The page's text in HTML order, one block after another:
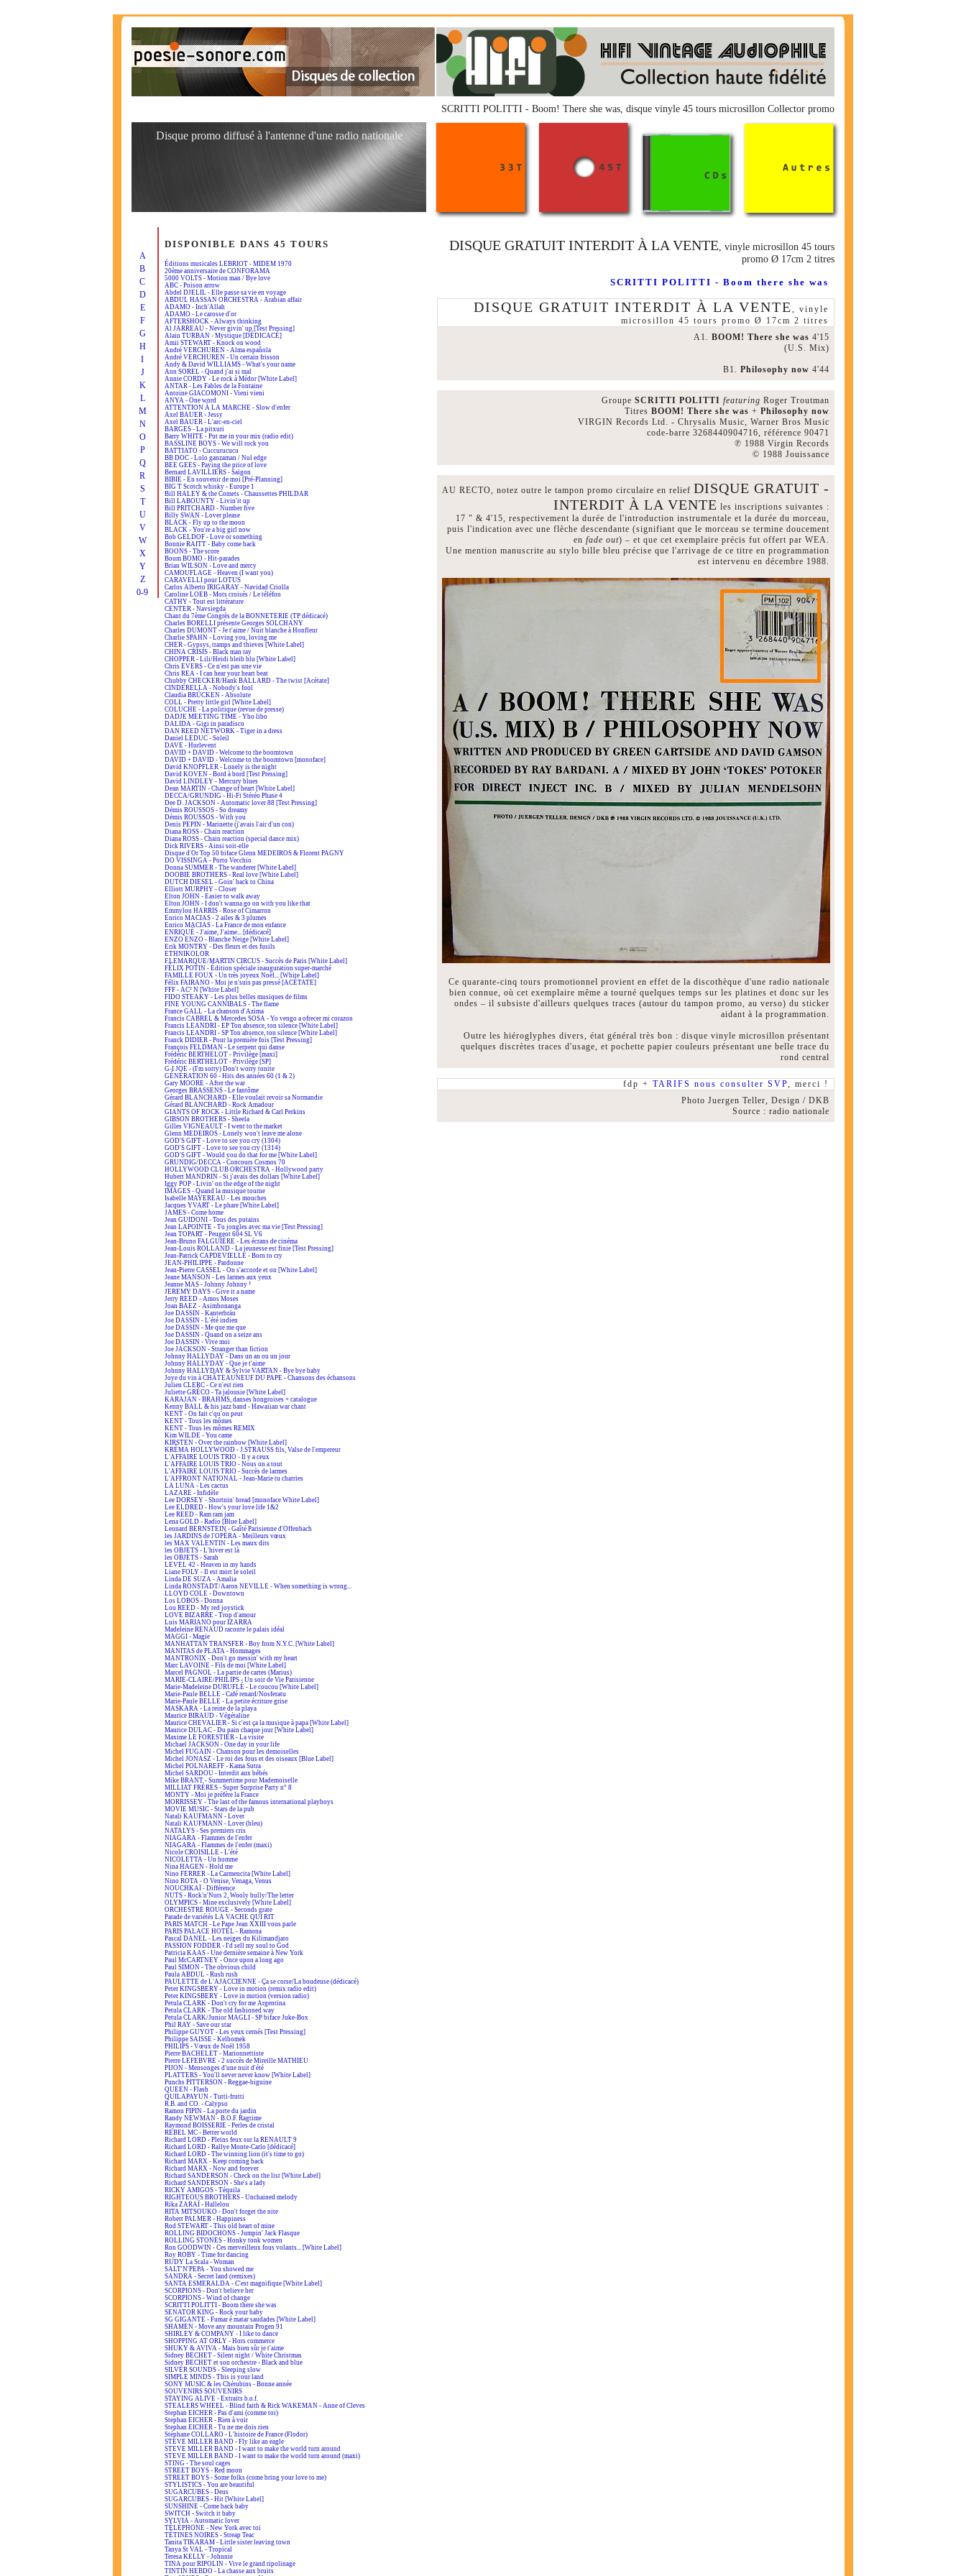
SCRITTI POLITTI - Boom! There she was, disque vinyle 45 tours microsillon Collector promo
Disque promo diffusé à l'antenne d'une radio nationale
A
B
C
D
E
F
G
H
I
J
K
L
M
N
O
P
Q
R
S
T
U
V
W
X
Y
Z
0-9
DISPONIBLE DANS 45 TOURS
Éditions musicales LEBRIOT - MIDEM 1970
20ème anniversaire de CONFORAMA
5000 VOLTS - Motion man / Bye love
ABC - Poison arrow
Abdel DJELIL - Elle passe sa vie en voyage
ABDUL HASSAN ORCHESTRA - Arabian affair
ADAMO - Inch'Allah
ADAMO - Le carosse d'or
AFTERSHOCK - Always thinking
Al JARREAU - Never givin' up [Test Pressing]
Alain TURBAN - Mystique [DÉDICACÉ]
Amii STEWART - Knock on wood
André VERCHUREN - Alma española
André VERCHUREN - Un certain frisson
Andy & David WILLIAMS - What's your name
Ann SOREL - Quand j'ai si mal
Annie CORDY - Le rock à Médor [White Label]
ANTAR - Les Fables de la Fontaine
Antoine GIACOMONI - Vieni vieni
ANYA - One word
ATTENTION À LA MARCHE - Slow d'enfer
Axel BAUER - Jessy
Axel BAUER - L'arc-en-ciel
BARGES - La pitxuri
Barry WHITE - Put me in your mix (radio edit)
BASSLINE BOYS - We will rock you
BATTIATO - Cuccurucucu
BB DOC - Lolo ganzaman / Nul edge
BEE GEES - Paying the price of love
Bernard LAVILLIERS - Saïgon
BIBIE - En souvenir de moi [Pré-Planning]
BIG T Scotch whisky - Europe 1
Bill HALEY & the Comets - Chaussettes PHILDAR
Bill LABOUNTY - Livin'it up
Bill PRITCHARD - Number five
Billy SWAN - Lover please
BLACK - Fly up to the moon
BLACK - You're a big girl now
Bob GELDOF - Love or something
Bonnie RAITT - Baby come back
BOONS - The score
Boum BOMO - Hit-parades
Brian WILSON - Love and mercy
CAMOUFLAGE - Heaven (I want you)
CARAVELLI pour LOTUS
Carlos Alberto IRIGARAY - Navidad Criolla
Caroline LOEB - Mots croisés / Le téléfon
CATHY - Tout est littérature
CENTER - Navsiegda
Chant du 7ème Congrès de la BONNETERIE (TP dédicacé)
Charles BORELLI présente Georges SOLCHANY
Charles DUMONT - Je t'aime / Nuit blanche à Honfleur
Charlie SPAHN - Loving you, loving me
CHER - Gypsys, tramps and thieves [White Label]
CHINA CRISIS - Black man ray
CHOPPER - Lili/Heidi bleib blu [White Label]
Chris EVERS - Ce n'est pas une vie
Chris REA - I can hear your heart beat
Chubby CHECKER/Hank BALLARD - The twist [Acétate]
CINDERELLA - Nobody's fool
Claudia BRÜCKEN - Absolute
COLL - Pretty little girl [White Label]
COLUCHE - La politique (revue de presse)
DADJE MEETING TIME - Ybo libo
DALIDA - Gigi in paradisco
DAN REED NETWORK - Tiger in a dress
Daniel LEDUC - Soleil
DAVE - Hurlevent
DAVID + DAVID - Welcome to the boomtown
DAVID + DAVID - Welcome to the boomtown [monoface]
David KNOPFLER - Lonely is the night
David KOVEN - Bord à bord [Test Pressing]
David LINDLEY - Mercury blues
Dean MARTIN - Change of heart [White Label]
DECCA/GRUNDIG - Hi-Fi Stéréo Phase 4
Dee D. JACKSON - Automatic lover 88 [Test Pressing]
Démis ROUSSOS - So dreamy
Démis ROUSSOS - With you
Denis PEPIN - Marinette (j'avais l'air d'un con)
Diana ROSS - Chain reaction
Diana ROSS - Chain reaction (special dance mix)
Dick RIVERS - Ainsi soit-elle
Disque d'Or Top 50 biface Glenn MEDEIROS & Florent PAGNY
DO VISSINGA - Porto Vecchio
Donna SUMMER - The wanderer [White Label]
DOOBIE BROTHERS - Real love [White Label]
DUTCH DIESEL - Goin' back to China
Elliott MURPHY - Closer
Elton JOHN - Easier to walk away
Elton JOHN - I don't wanna go on with you like that
Emmylou HARRIS - Rose of Cimarron
Enrico MACIAS - 2 ailes & 3 plumes
Enrico MACIAS - La France de mon enfance
ENRIQUÉ - J'aime, J'aime... [dédicacé]
ENZO ENZO - Blanche Neige [White Label]
Erik MONTRY - Des fleurs et des fusils
ETHNIKOLOR
F.LEMARQUE/MARTIN CIRCUS - Succès de Paris [White Label]
FÉLIX POTIN - Édition spéciale inauguration super-marché
FAMILLE FOUX - Un très joyeux Noël... [White Label]
Félix FAIRANO - Moi je n'suis pas pressé [ACÉTATE]
FFF - AC² N [White Label]
FIDO STEAKY - Les plus belles musiques de films
FINE YOUNG CANNIBALS - The flame
France GALL - La chanson d'Azima
Francis CABREL & Mercedes SOSA - Yo vengo a ofrecer mi corazon
Francis LEANDRI - EP Ton absence, ton silence [White Label]
Francis LEANDRI - SP Ton absence, ton silence [White Label]
Franck DIDIER - Pour la première fois [Test Pressing]
François FELDMAN - Le serpent qui danse
Frédéric BERTHELOT - Privilège [maxi]
Frédéric BERTHELOT - Privilège [SP]
G-I JOE - (I'm sorry) Don't worry tonite
GÉNÉRATION 60 - Hits des années 60 (1 & 2)
Gary MOORE - After the war
Georges BRASSENS - Le fantôme
Gérard BLANCHARD - Elle voulait revoir sa Normandie
Gérard BLANCHARD - Rock Amadour
GIANTS OF ROCK - Little Richard & Carl Perkins
GIBSON BROTHERS - Sheela
Gilles VIGNEAULT - I went to the market
Glenn MEDEIROS - Lonely won't leave me alone
GOD'S GIFT - Love to see you cry (1304)
GOD'S GIFT - Love to see you cry (1314)
GOD'S GIFT - Would you do that for me [White Label]
GRUNDIG/DECCA - Concours Cosmos 70
HOLLYWOOD CLUB ORCHESTRA - Hollywood party
Hubert MANDRIN - Si j'avais des dollars [White Label]
Iggy POP - Livin' on the edge of the night
IMAGES - Quand la musique tourne
Isabelle MAYEREAU - Les mouches
Jacques YVART - Le phare [White Label]
JAMES - Come home
Jean GUIDONI - Tous des putains
Jean LAPOINTE - Tu jongles avec ma vie [Test Pressing]
Jean TOPART - Peugeot 604 SL V6
Jean-Bruno FALGUIÈRE - Les écrans de cinéma
Jean-Louis ROLLAND - La jeunesse est finie [Test Pressing]
Jean-Patrick CAPDEVIELLE - Born to cry
JEAN-PHILIPPE - Pardonne
Jean-Pierre CASSEL - On s'accorde et on [White Label]
Jeane MANSON - Les larmes aux yeux
Jeanne MAS - Johnny Johnny ²
JEREMY DAYS - Give it a name
Jerry REED - Amos Moses
Joan BAEZ - Asimbonanga
Joe DASSIN - Kanterbräu
Joe DASSIN - L'été indien
Joe DASSIN - Me que me que
Joe DASSIN - Quand on a seize ans
Joe DASSIN - Vive moi
Joe JACKSON - Stranger than fiction
Johnny HALLYDAY - Dans un an ou un jour
Johnny HALLYDAY - Que je t'aime
Johnny HALLYDAY & Sylvie VARTAN - Bye bye baby
Joye du vin à CHÂTEAUNEUF DU PAPE - Chansons des échansons
Julien CLERC - Ce n'est rien
Juliette GRÉCO - Ta jalousie [White Label]
KARAJAN - BRAHMS, danses hongroises + catalogue
Kenny BALL & his jazz band - Hawaiian war chant
KENT - On fait c'qu'on peut
KENT - Tous les mômes
KENT - Tous les mômes REMIX
Kim WILDE - You came
KIRSTEN - Over the rainbow [White Label]
KRÉMA HOLLYWOOD - J.STRAUSS fils, Valse de l'empereur
L'AFFAIRE LOUIS TRIO - Il y a ceux
L'AFFAIRE LOUIS TRIO - Nous on a tout
L'AFFAIRE LOUIS TRIO - Succès de larmes
L'AFFRONT NATIONAL - Jean-Marie tu charries
LA LUNA - Les cactus
LAZARE - Infidèle
Lee DORSEY - Shortnin' bread [monoface White Label]
Lee ELDRED - How's your love life 1&2
Lee REED - Ram ram jam
Lena GOLD - Radio [Blue Label]
Leonard BERNSTEIN - Gaîté Parisienne d'Offenbach
les JARDINS de l'OPÉRA - Meilleurs vœux
les MAX VALENTIN - Les maux dits
les OBJETS - L'hiver est là
les OBJETS - Sarah
LEVEL 42 - Heaven in my hands
Liane FOLY - Il est mort le soleil
Linda DE SUZA - Amalia
Linda RONSTADT/Aaron NEVILLE - When something is wrong...
LLOYD COLE - Downtown
Los LOBOS - Donna
Lou REED - My red joystick
LOVE BIZARRE - Trop d'amour
Luis MARIANO pour IZARRA
Madeleine RENAUD raconte le palais idéal
MAGGI - Magie
MANHATTAN TRANSFER - Boy from N.Y.C. [White Label]
MANITAS de PLATA - Hommages
MANTRONIX - Don't go messin' with my heart
Marc LAVOINE - Fils de moi [White Label]
Marcel PAGNOL - La partie de cartes (Marius)
MARIE-CLAIRE/PHILIPS - Un soir de Vie Parisienne
Marie-Madeleine DURUFLÉ - Le coucou [White Label]
Marie-Paule BELLE - Café renard/Nosferatu
Marie-Paule BELLE - La petite écriture grise
MASKARA - La reine de la playa
Maurice BIRAUD - Végétaline
Maurice CHEVALIER - Si c'est ça la musique à papa [White Label]
Maurice DULAC - Du pain chaque jour [White Label]
Maxime LE FORESTIER - La visite
Michael JACKSON - One day in your life
Michel FUGAIN - Chanson pour les demoiselles
Michel JONASZ - Le roi des fous et des oiseaux [Blue Label]
Michel POLNAREFF - Kama Sutra
Michel SARDOU - Interdit aux bébés
Mike BRANT - Summertime pour Mademoiselle
MILLIAT FRÈRES - Super Surprise Party n° 8
MONTY - Moi je préfère la France
MORRISSEY - The last of the famous international playboys
MOVIE MUSIC - Stars de la pub
Natali KAUFMANN - Lover
Natali KAUFMANN - Lover (bleu)
NATALYS - Ses premiers cris
NIAGARA - Flammes de l'enfer
NIAGARA - Flammes de l'enfer (maxi)
Nicole CROISILLE - L'été
NICOLETTA - Un homme
Nina HAGEN - Hold me
Nino FERRER - La Carmencita [White Label]
Nino ROTA - O Venise, Venaga, Venus
NOUCHKAÏ - Différence
NUTS - Rock'n'Nuts 2, Wooly bully/The letter
OLYMPICS - Mine exclusively [White Label]
ORCHESTRE ROUGE - Seconds grate
Parade de variétés LA VACHE QUI RIT
PARIS MATCH - Le Pape Jean XXIII vous parle
PARIS PALACE HOTEL - Ramona
Pascal DANEL - Les neiges du Kilimandjaro
PASSION FODDER - I'd sell my soul to God
Patricia KAAS - Une dernière semaine à New York
Paul McCARTNEY - Once upon a long ago
Paul SIMON - The obvious child
Paula ABDUL - Rush rush
PAULETTE de L'AJACCIENNE - Ça se corse/La boudeuse (dédicacé)
Peter KINGSBERY - Love in motion (remix radio edit)
Peter KINGSBERY - Love in motion (version radio)
Petula CLARK - Don't cry for me Argentina
Petula CLARK - The old fashioned way
Petula CLARK/Junior MAGLI - SP biface Juke-Box
Phil RAY - Save our star
Philippe GUYOT - Les yeux cernés [Test Pressing]
Philippe SAISSE - Kelbomek
PHILIPS - Vœux de Noël 1958
Pierre BACHELET - Marionnettiste
Pierre LEFEBVRE - 2 succès de Mireille MATHIEU
PIJON - Mensonges d'une nuit d'été
PLATTERS - You'll never never know [White Label]
Punchs PITTERSON - Reggae-biguine
QUEEN - Flash
QUILAPAYUN - Tutti-frutti
R.B. and CO. - Calypso
Ramon PIPIN - La porte du jardin
Randy NEWMAN - B.O.F. Ragtime
Raymond BOISSERIE - Perles de cristal
REBEL MC - Better world
Richard LORD - Pleins feux sur la RENAULT 9
Richard LORD - Rallye Monte-Carlo [dédicacé]
Richard LORD - The winning lion (it's time to go)
Richard MARX - Keep coming back
Richard MARX - Now and forever
Richard SANDERSON - Check on the list [White Label]
Richard SANDERSON - She's a lady
RICKY AMIGOS - Téquila
RIGHTEOUS BROTHERS - Unchained melody
Rika ZARAÏ - Hallelou
RITA MITSOUKO - Don't forget the nite
Robert PALMER - Happiness
Rod STEWART - This old heart of mine
ROLLING BIDOCHONS - Jumpin' Jack Flasque
ROLLING STONES - Honky tonk women
Ron GOODWIN - Ces merveilleux fous volants... [White Label]
Roy ROBY - Time for dancing
RUDY La Scala - Woman
SALT'N'PEPA - You showed me
SANDRA - Secret land (remixes)
SANTA ESMERALDA - C'est magnifique [White Label]
SCORPIONS - Don't believe her
SCORPIONS - Wind of change
SCRITTI POLITTI - Boom there she was
SENATOR KING - Rock your baby
SG GIGANTE - Fumar é matar saudades [White Label]
SHAMEN - Move any mountain Progen 91
SHIRLEY & COMPANY - I like to dance
SHOPPING AT ORLY - Hors commerce
SHUKY & AVIVA - Mais bien sûr je t'aime
Sidney BECHET - Silent night / White Christmas
Sidney BECHET et son orchestre - Black and blue
SILVER SOUNDS - Sleeping slow
SIMPLE MINDS - This is your land
SONY MUSIC & les Chérubins - Bonne année
SOUVENIRS SOUVENIRS
STAYING ALIVE - Extraits b.o.f.
STEALERS WHEEL - Blind faith & Rick WAKEMAN - Anne of Cleves
Stephan EICHER - Pas d'ami (comme toi)
Stephan EICHER - Rien à voir
Stephan EICHER - Tu ne me dois rien
Stéphane COLLARO - L'histoire de France (Flodor)
STEVE MILLER BAND - Fly like an eagle
STEVE MILLER BAND - I want to make the world turn around
STEVE MILLER BAND - I want to make the world turn around (maxi)
STING - The soul cages
STREET BOYS - Red moon
STREET BOYS - Some folks (come bring your love to me)
STYLISTICS - You are beautiful
SUGARCUBES - Deus
SUGARCUBES - Hit [White Label]
SUNSHINE - Come back baby
SWITCH - Switch it baby
SYLVIA - Automatic lover
TÉLÉPHONE - New York avec toi
TÉTINES NOIRES - Streap Teac
Tanita TIKARAM - Little sister leaving town
Tanya St VAL - Tropical
Teresa KELLY - Johnnie
TINA pour RIPOLIN - Vive le grand ripolinage
TINTIN HEBDO - La chasse aux bruits
DISQUE GRATUIT INTERDIT À LA VENTE, vinyle microsillon 45 tours
promo Ø 17cm 2 titres
SCRITTI POLITTI - Boom there she was
DISQUE GRATUIT INTERDIT À LA VENTE, vinyle
microsillon 45 tours promo Ø 17cm 2 titres
A1. BOOM! There she was 4'15
(U.S. Mix)
B1. Philosophy now 4'44
Groupe SCRITTI POLITTI featuring Roger Troutman
Titres BOOM! There she was + Philosophy now
VIRGIN Records Ltd. - Chrysalis Music, Warner Bros Music
code-barre 3268440904716, référence 90471
℗ 1988 Virgin Records
© 1988 Jouissance
AU RECTO, notez outre le tampon promo circulaire en relief DISQUE GRATUIT -
INTERDIT À LA VENTE les inscriptions suivantes :
17 " & 4'15, respectivement la durée de l'introduction instrumentale et la durée du morceau,
puis l'indication avec une flèche descendante (signifiant que le morceau se termine doucement
en fade out) – et que cet exemplaire précis fut offert par WEA.
Une mention manuscrite au stylo bille bleu précise que l'arrivage de ce titre en programmation
est intervenu en décembre 1988.
Ce quarante-cinq tours promotionnel provient en effet de la discothèque d'une radio nationale
bien connue, où cet exemplaire même a tourné quelques temps sur les platines et donc sur les
ondes – il subsiste d'ailleurs quelques traces (autour du tampon promo, au verso) du sticker
aidant à la programmation.
Outre les hiéroglyphes divers, état général très bon : disque vinyle microsillon présentant
quelques discrètes traces d'usage, et pochette papier couleurs présentant une belle trace du
rond central
fdp + TARIFS nous consulter SVP, merci !
Photo Juergen Teller, Design / DKB
Source : radio nationale